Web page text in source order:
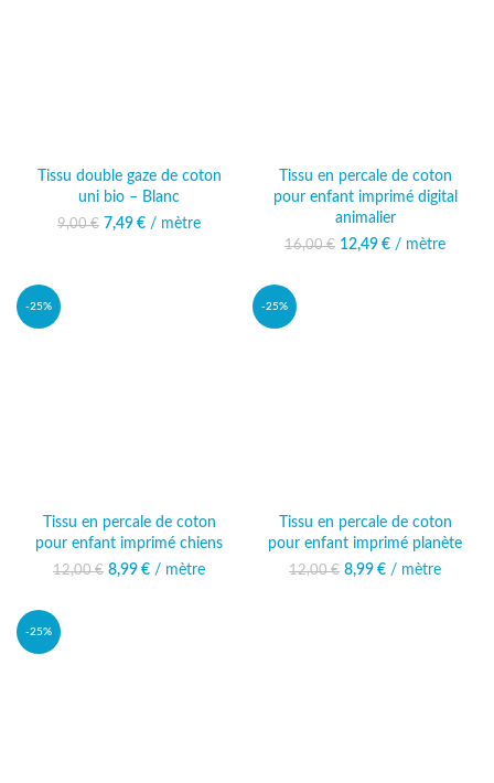
Tissu double gaze de coton
uni bio – Blanc
9,00€
Le prix initial était :
7,49 € Le prix actuel
/ mètre
Tissu en percale de coton
pour enfant imprimé digital
animalier
16,00€
Le prix initial était :
12,49 €
Le prix
/ mètre
-25%
Tissu en percale de coton
pour enfant imprimé chiens
12,00€ Le prix initial était :
8,99 € Le prix actuel
/ mètre
-25%
Tissu en percale de coton
pour enfant imprimé planète
12,00€ Le prix initial était :
8,99 € Le prix actuel
/ mètre
-25%